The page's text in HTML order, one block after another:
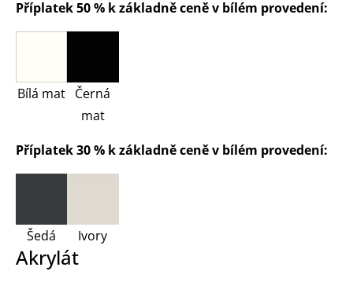
Příplatek 50 % k základně ceně v bílém provedení:
Bílá mat Černá
mat
Příplatek 30 % k základně ceně v bílém provedení:
Šedá Ivory
Akrylát